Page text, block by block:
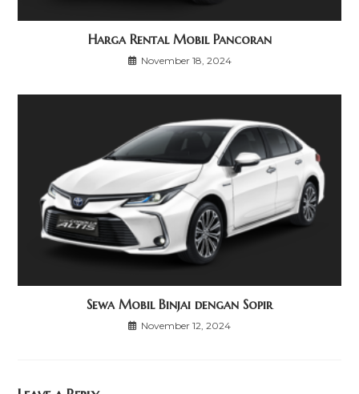
Harga Rental Mobil Pancoran
November 18, 2024
Sewa Mobil Binjai dengan Sopir
November 12, 2024